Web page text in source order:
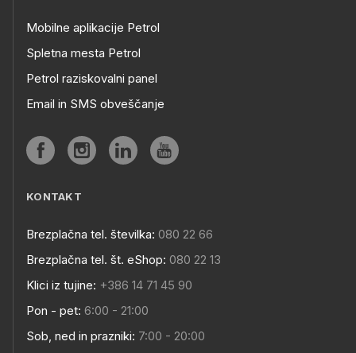
Mobilne aplikacije Petrol
Spletna mesta Petrol
Petrol raziskovalni panel
Email in SMS obveščanje
KONTAKT
Brezplačna tel. številka: 080 22 66
Brezplačna tel. št. eShop: 080 22 13
Klici iz tujine: +386 14 71 45 90
Pon - pet: 6:00 - 21:00
Sob, ned in prazniki: 7:00 - 20:00